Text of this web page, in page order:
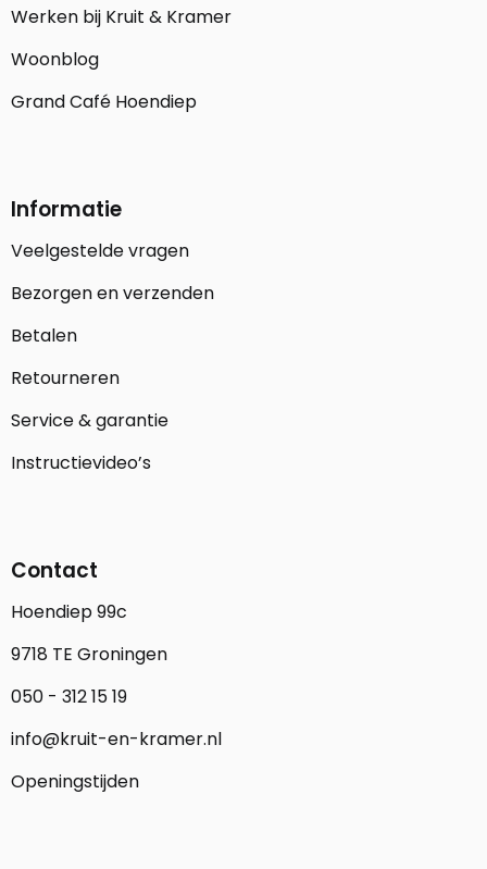
Werken bij Kruit & Kramer
Woonblog
Grand Café Hoendiep
Informatie
Veelgestelde vragen
Bezorgen en verzenden
Betalen
Retourneren
Service & garantie
Instructievideo’s
Contact
Hoendiep 99c
9718 TE Groningen
050 - 312 15 19
info@kruit-en-kramer.nl
Openingstijden